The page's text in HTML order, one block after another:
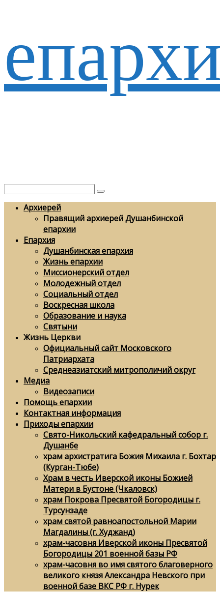
Архиерей
Правящий архиерей Душанбинской
епархии
Епархия
Душанбинская епархия
Жизнь епархии
Миссионерский отдел
Молодежный отдел
Социальный отдел
Воскресная школа
Образование и наука
Святыни
Жизнь Церкви
Официальный сайт Московского
Патриархата
Среднеазиатский митрополичий округ
Медиа
Видеозаписи
Помощь епархии
Контактная информация
Приходы епархии
Свято-Никольский кафедральный собор г.
Душанбе
храм архистратига Божия Михаила г. Бохтар
(Курган-Тюбе)
Храм в честь Иверской иконы Божией
Матери в Бустоне (Чкаловск)
храм Покрова Пресвятой Богородицы г.
Турсунзаде
храм святой равноапостольной Марии
Магдалины (г. Худжанд)
храм-часовня Иверской иконы Пресвятой
Богородицы 201 военной базы РФ
храм-часовня во имя святого благоверного
великого князя Александра Невского при
военной базе ВКС РФ г. Нурек